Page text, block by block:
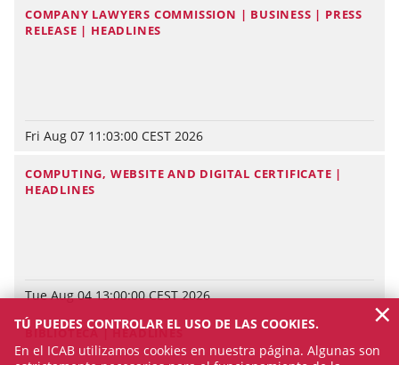
COMPANY LAWYERS COMMISSION | BUSINESS | PRESS
RELEASE | HEADLINES
Fri Aug 07 11:03:00 CEST 2026
COMPUTING, WEBSITE AND DIGITAL CERTIFICATE |
HEADLINES
Tue Aug 04 13:00:00 CEST 2026
BIBLIOTECA | HEADLINES
TÚ PUEDES CONTROLAR EL USO DE LAS COOKIES.
En el ICAB utilizamos cookies en nuestra página. Algunas son
×